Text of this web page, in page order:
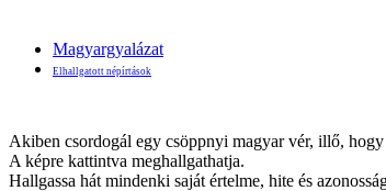
Magyargyalázat
Elhallgatott népírtások
Akiben csordogál egy csöppnyi magyar vér, illő,
A képre kattintva meghallgathatja.
Hallgassa hát mindenki saját értelme, hite és